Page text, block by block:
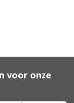
voor onze